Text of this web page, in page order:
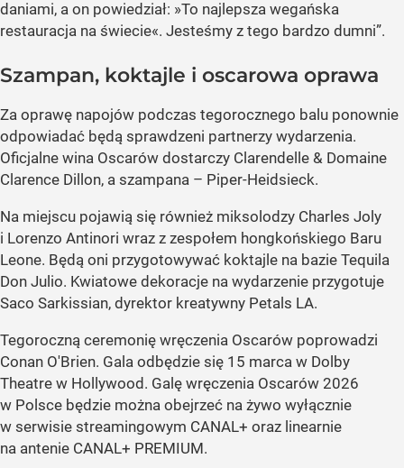
daniami, a on powiedział: »To najlepsza wegańska
restauracja na świecie«. Jesteśmy z tego bardzo dumni”.
Szampan, koktajle i oscarowa oprawa
Za oprawę napojów podczas tegorocznego balu ponownie
odpowiadać będą sprawdzeni partnerzy wydarzenia.
Oficjalne wina Oscarów dostarczy Clarendelle & Domaine
Clarence Dillon, a szampana – Piper-Heidsieck.
Na miejscu pojawią się również miksolodzy Charles Joly
i Lorenzo Antinori wraz z zespołem hongkońskiego Baru
Leone. Będą oni przygotowywać koktajle na bazie Tequila
Don Julio. Kwiatowe dekoracje na wydarzenie przygotuje
Saco Sarkissian, dyrektor kreatywny Petals LA.
Tegoroczną ceremonię wręczenia Oscarów poprowadzi
Conan O'Brien. Gala odbędzie się 15 marca w Dolby
Theatre w Hollywood. Galę wręczenia Oscarów 2026
w Polsce będzie można obejrzeć na żywo wyłącznie
w serwisie streamingowym CANAL+ oraz linearnie
na antenie CANAL+ PREMIUM.